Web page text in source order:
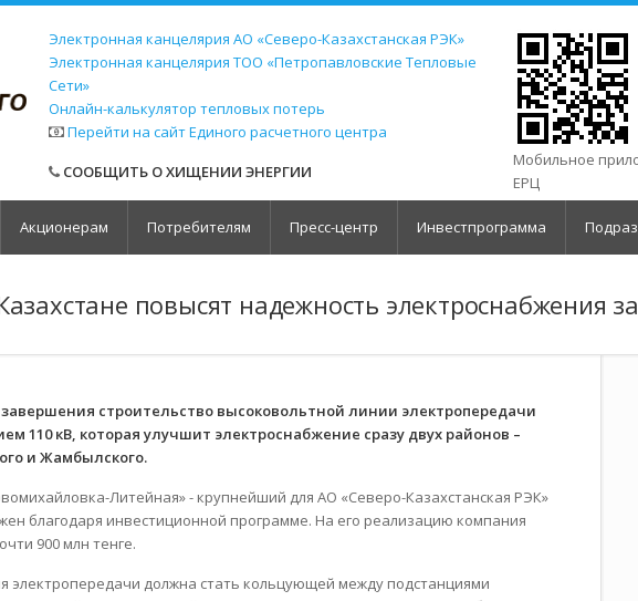
Электронная канцелярия АО «Северо-Казахстанская РЭК»
Электронная канцелярия ТОО «Петропавловские Тепловые
Сети»
Онлайн-калькулятор тепловых потерь
Перейти на сайт Единого расчетного центра
СООБЩИТЬ О ХИЩЕНИИ ЭНЕРГИИ
Мобильное
ЕРЦ
Акционерам Потребителям Пресс-центр Инвестпрограмма
повысят надежность электроснабжения
строительство высоковольтной линии электропередачи
110 кВ, которая улучшит электроснабжение сразу двух районов –
и Жамбылского.
Литейная» - крупнейший для АО «Северо-Казахстанская РЭК»
благодаря инвестиционной программе. На его реализацию компания
900 млн тенге.
электропередачи должна стать кольцующей между подстанциями